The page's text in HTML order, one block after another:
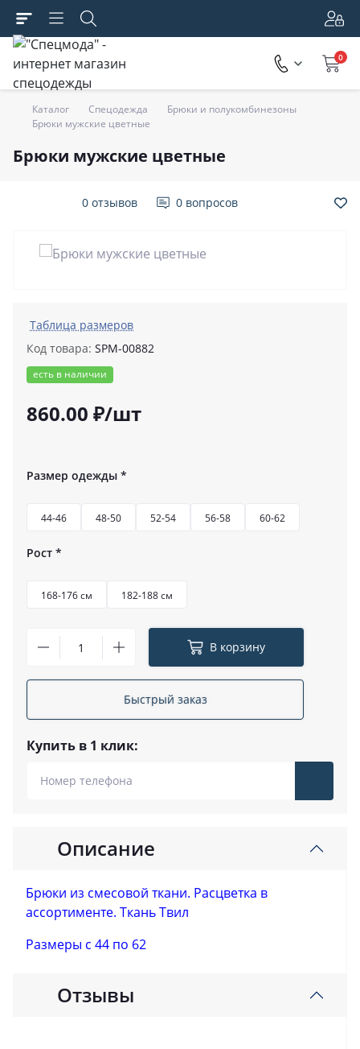
0
Каталог Спецодежда
Брюки и полукомбинезоны
Брюки мужские цветные
Брюки мужские цветные
0 отзывов 0 вопросов
Таблица размеров
Код товара: SPM-00882
есть в наличии
860.00 ₽/шт
Размер одежды *
44-46 48-50 52-54 56-58 60-62
Рост *
168-176 см 182-188 см
В корзину
Быстрый заказ
Купить в 1 клик:
Описание
Брюки из смесовой ткани. Расцветка в
ассортименте. Ткань Твил
Размеры с 44 по 62
Отзывы